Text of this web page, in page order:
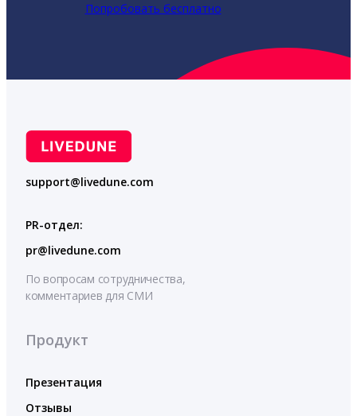
Попробовать бесплатно
support@livedune.com
PR-отдел:
pr@livedune.com
По вопросам сотрудничества,
комментариев для СМИ
Продукт
Презентация
Отзывы